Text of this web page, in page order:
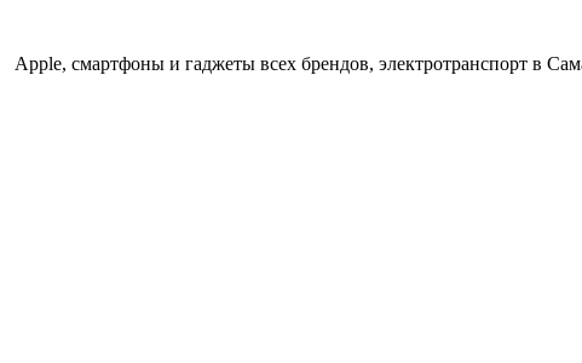
Apple, cмартфоны и гаджеты всех брендов, электротранспорт в